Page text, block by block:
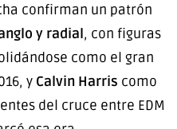
confirman un patrón
y radial, con figuras
como el gran
y Calvin Harris como
del cruce entre EDM